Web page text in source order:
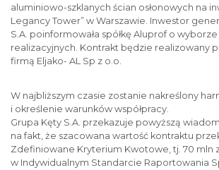
aluminiowo-szklanych ścian osłonowych na
Legancy Tower” w Warszawie. Inwestor
S.A. poinformowała spółkę Aluprof o
realizacyjnych. Kontrakt będzie realizowany
firmą Eljako- AL Sp z o.o.
W najbliższym czasie zostanie nakreślony
i określenie warunków współpracy.
Grupa Kęty S.A. przekazuje powyższą
na fakt, że szacowana wartość kontraktu
Zdefiniowane Kryterium Kwotowe, tj. 70 mln
w Indywidualnym Standarcie Raportowania